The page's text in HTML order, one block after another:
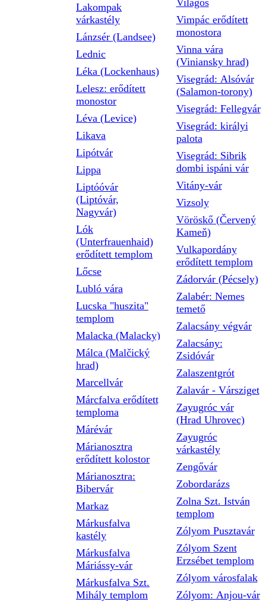
Lakompak
várkastély
Lánzsér (Landsee)
Lednic
Léka (Lockenhaus)
Lelesz: erődített
monostor
Léva (Levice)
Likava
Lipótvár
Lippa
Liptóóvár
(Liptóvár,
Nagyvár)
Lók
(Unterfrauenhaid)
erődített templom
Lőcse
Lubló vára
Lucska "huszita"
templom
Malacka (Malacky)
Málca (Malčický
hrad)
Marcellvár
Márcfalva erődített
temploma
Márévár
Márianosztra
erődített kolostor
Márianosztra:
Bibervár
Markaz
Márkusfalva
kastély
Márkusfalva
Máriássy-vár
Márkusfalva Szt.
Mihály templom
Világos
Vimpác erődített
monostora
Vinna vára
(Viniansky hrad)
Visegrád: Alsóvár
(Salamon-torony)
Visegrád: Fellegvár
Visegrád: királyi
palota
Visegrád: Sibrik
dombi ispáni vár
Vitány-vár
Vizsoly
Vöröskő (Červený
Kameň)
Vulkapordány
erődített templom
Zádorvár (Pécsely)
Zalabér: Nemes
temető
Zalacsány végvár
Zalacsány:
Zsidóvár
Zalaszentgrót
Zalavár - Vársziget
Zayugróc vár
(Hrad Uhrovec)
Zayugróc
várkastély
Zengővár
Zobordarázs
Zolna Szt. István
templom
Zólyom Pusztavár
Zólyom Szent
Erzsébet templom
Zólyom városfalak
Zólyom: Anjou-vár